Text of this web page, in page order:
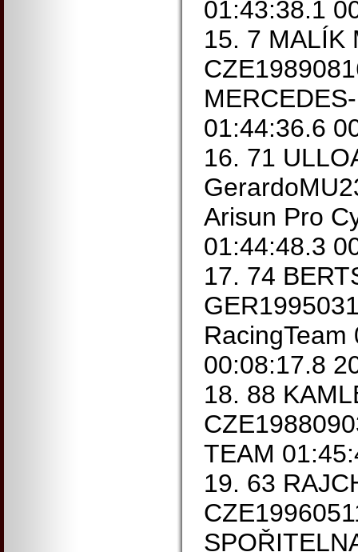
01:43:38.1
15. 7 MALÍK
01:44:36.6
16. 71
Arisun Pro
01:44:48.3
17. 74
RacingTeam
00:08:17.8
18. 88
TEAM
19. 63